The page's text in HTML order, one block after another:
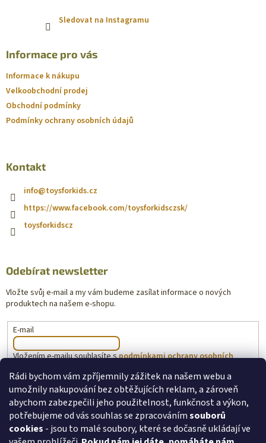
Rádi bychom vám zpříjemnily zážitek na našem webu a
umožnily nakupování bez obtěžujících reklam, a zároveň
abychom zabezpečili jeho použitelnost, funkčnost a výkon,
potřebujeme od vás souhlas se zpracovánímsouborů
cookies - jsou to malé soubory, které se dočasně ukládají ve
Sledovat na Instagramu
Informace pro vás
Informace k nákupu
Velkoobchodní prodej
Obchodní podmínky
Podmínky ochrany osobních údajů
Kontakt
info@toysforkids.cz
https://www.facebook.com/toysforkidsczsk/
toysforkidscz
Odebírat newsletter
Vložte svůj e-mail a my vám budeme zasílat informace o nových
produktech na našem e-shopu.
E-mail
Vložením e-mailu souhlasíte spodmínkami ochrany osobních
PŘIHLÁSIT SE